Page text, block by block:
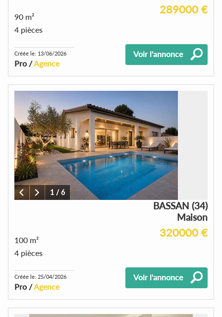
289000 €
90 m²
4 pièces
Créée le: 13/06/2026
Pro /Agence
Voir l'annonce
1 /6
BASSAN (34)
Maison
320000 €
100 m²
4 pièces
Créée le: 25/04/2026
Pro /Agence
Voir l'annonce